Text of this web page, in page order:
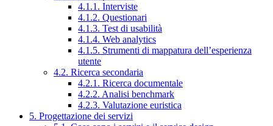
4.1.1. Interviste
4.1.2. Questionari
4.1.3. Test di usabilità
4.1.4. Web analytics
4.1.5. Strumenti di mappatura dell’esperienza
utente
4.2. Ricerca secondaria
4.2.1. Ricerca documentale
4.2.2. Analisi benchmark
4.2.3. Valutazione euristica
5. Progettazione dei servizi